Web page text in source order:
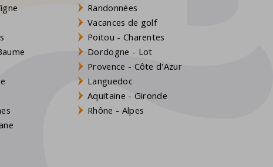
Randonnées
Vacances de golf
Poitou - Charentes
Dordogne - Lot
Provence - Côte d'Azur
Languedoc
Aquitaine - Gironde
Rhône - Alpes